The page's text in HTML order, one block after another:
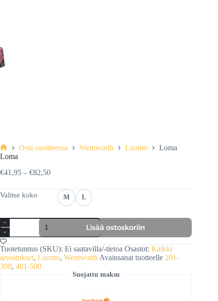
Etusivu
Osta osoitteessa Wentworth Luonto
Loma
Loma
€41,95 – €82,50Hintaluokka:
-
€82,50
Valitse koko M L
Loma
määrä
Lisää ostoskoriin
Tuotetunnus (SKU): Ei saatavilla/-tietoa Osastot: Kaikki
arvoitukset, Luonto, Wentworth Avainsanat tuotteelle 201-
300, 401-500
Suojattu maksu